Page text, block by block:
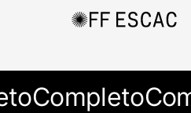
Completo